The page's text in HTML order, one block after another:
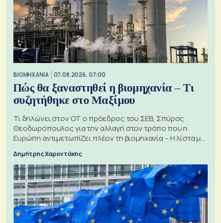
ΒΙΟΜΗΧΑΝΙΑ 07.08.2026, 07:00
Πώς θα ξαναστηθεί η βιομηχανία – Τι
συζητήθηκε στο Μαξίμου
Τι δηλώνει στον ΟΤ ο πρόεδρος του ΣΕΒ, Σπύρος
Θεοδωρόπουλος για την αλλαγή στον τρόπο που η
Ευρώπη αντιμετωπίζει πλέον τη βιομηχανία – Η λίστα με
Δημήτρης Χαροντάκης